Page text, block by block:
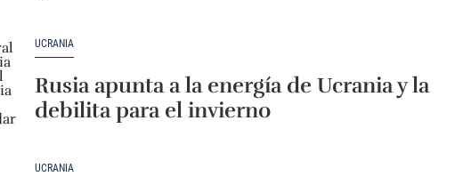
UCRANIA
Rusia apunta a la energía de Ucrania y la
debilita para el invierno
UCRANIA